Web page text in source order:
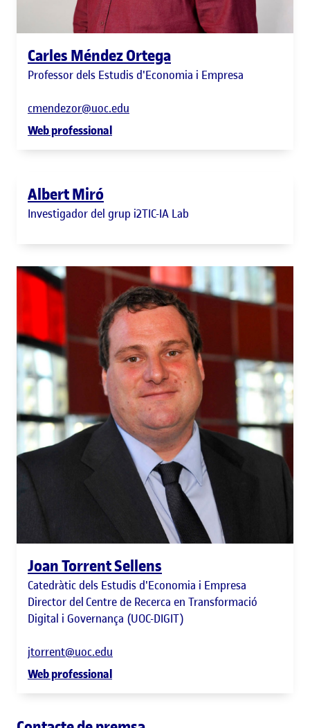
Carles Méndez Ortega
Professor dels Estudis d'Economia i Empresa
cmendezor@uoc.edu
Web professional
Albert Miró
Investigador del grup i2TIC-IA Lab
Joan Torrent Sellens
Catedràtic dels Estudis d'Economia i Empresa
Director del Centre de Recerca en Transformació
Digital i Governança (UOC-DIGIT)
jtorrent@uoc.edu
Web professional